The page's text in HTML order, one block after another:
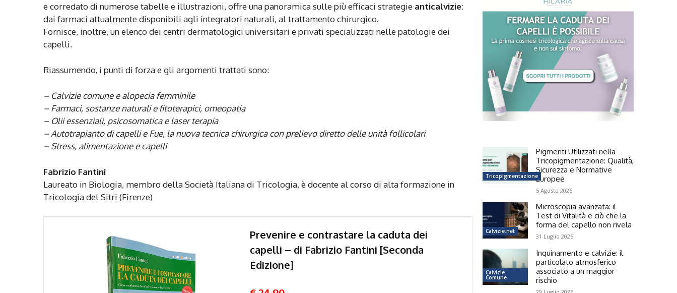
e corredato di numerose tabelle e illustrazioni, offre una panoramica sulle più efficaci strategie anticalvizie:
dai farmaci attualmente disponibili agli integratori naturali, al trattamento chirurgico.
Fornisce, inoltre, un elenco dei centri dermatologici universitari e privati specializzati nelle patologie dei
capelli.
Riassumendo, i punti di forza e gli argomenti trattati sono:
– Calvizie comune e alopecia femminile
– Farmaci, sostanze naturali e fitoterapici, omeopatia
– Olii essenziali, psicosomatica e laser terapia
– Autotrapianto di capelli e Fue, la nuova tecnica chirurgica con prelievo diretto delle unità follicolari
– Stress, alimentazione e capelli
Fabrizio Fantini
Laureato in Biologia, membro della Società Italiana di Tricologia, è docente al corso di alta formazione in
Tricologia del Sitri (Firenze)
Prevenire e contrastare la caduta dei
capelli – di Fabrizio Fantini [Seconda
Edizione]
Tricopigmentazione
Pigmenti Utilizzati nella
Tricopigmentazione: Qualità,
Sicurezza e Normative
Europee
5 Agosto 2026
Calvizie.net
Microscopia avanzata: il
Test di Vitalità e ciò che la
forma del capello non rivela
31 Luglio 2026
Calvizie
Comune
Inquinamento e calvizie: il
particolato atmosferico
associato a un maggior
rischio